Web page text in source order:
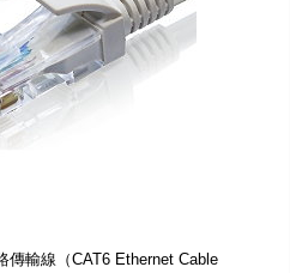
傳輸線（CAT6 Ethernet Cable